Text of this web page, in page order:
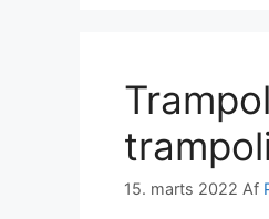
15. marts 2022 Af